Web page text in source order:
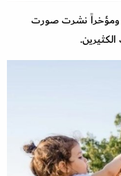
ومؤخراً نشرت صورت